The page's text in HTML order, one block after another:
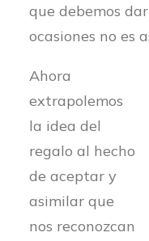
que debemos
ocasiones no es
Ahora
extrapolemos
la idea del
regalo al hecho
de aceptar y
asimilar que
nos reconozcan